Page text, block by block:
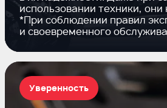
использовании техники, они
*При соблюдении правил
и своевременного
Уверенность